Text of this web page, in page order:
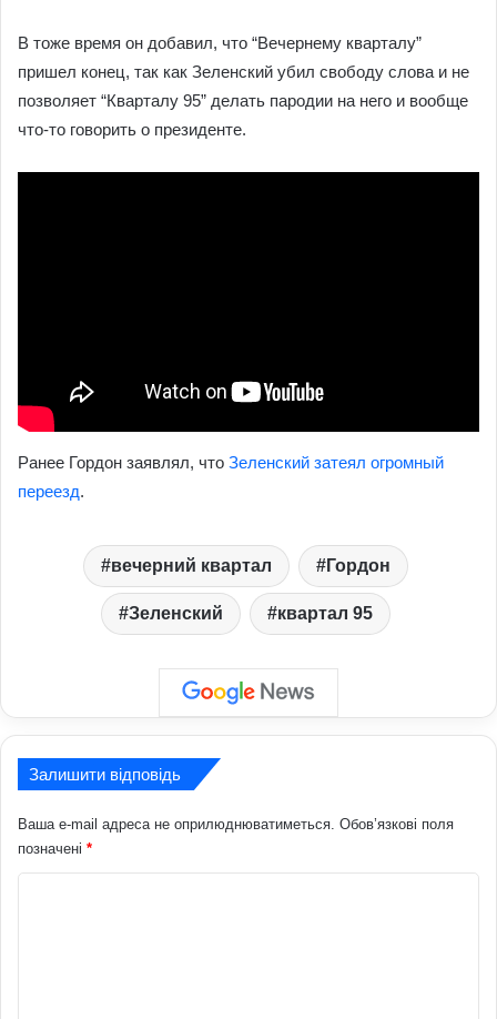
В тоже время он добавил, что “Вечернему кварталу”
пришел конец, так как Зеленский убил свободу слова и не
позволяет “Кварталу 95” делать пародии на него и вообще
что-то говорить о президенте.
Ранее Гордон заявлял, что Зеленский затеял огромный
переезд.
вечерний квартал Гордон
Зеленский квартал 95
Залишити відповідь
Ваша e-mail адреса не оприлюднюватиметься. Обов’язкові поля
позначені *